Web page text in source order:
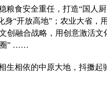
粮食安全重任，打造“国人
“开放高地”；农业大省，
创融合战略，用创意激活文
圈” ……
生相依的中原大地，抖擞起